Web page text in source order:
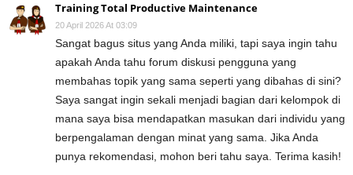
Training Total Productive Maintenance
20 April 2026 At 03:09
Sangat bagus situs yang Anda miliki, tapi saya ingin tahu
apakah Anda tahu forum diskusi pengguna yang
membahas topik yang sama seperti yang dibahas di sini?
Saya sangat ingin sekali menjadi bagian dari kelompok di
mana saya bisa mendapatkan masukan dari individu yang
berpengalaman dengan minat yang sama. Jika Anda
punya rekomendasi, mohon beri tahu saya. Terima kasih!